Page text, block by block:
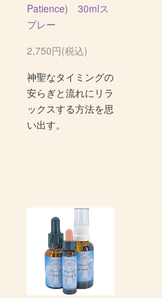
Patience) 30mlス
プレー
2,750円(税込)
神聖なタイミングの
安らぎと流れにリラ
ックスする方法を思
い出す。